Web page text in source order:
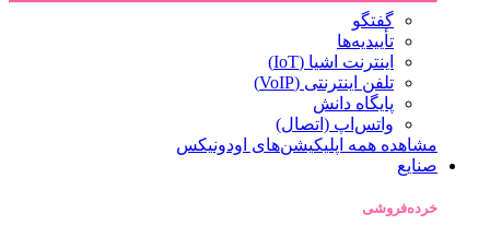
گفتگو
تأییدیه‌ها
اینترنت اشیا (IoT)
تلفن اینترنتی (VoIP)
پایگاه دانش
واتس‌اپ (اتصال)
مشاهده همه اپلیکیشن‌های اودونیکس
صنایع
خرده‌فروشی